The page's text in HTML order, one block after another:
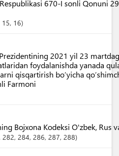
670-I sonli Qonuni
15, 16
2021 yil 23
foydalanishda yanada
qisqartirish bo‘yicha
Farmoni
Bojxona Kodeksi O'zbek, Rus
, 282, 284, 286, 287, 288